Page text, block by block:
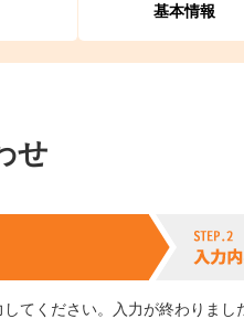
基本情報
せ
てください。入力が終わりま